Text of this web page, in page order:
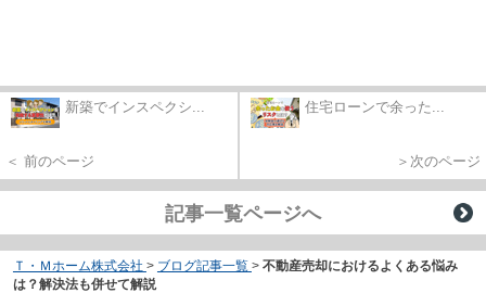
新築でインスペクシ...
＜ 前のページ
住宅ローンで余った...
＞次のページ
記事一覧ページへ
Ｔ・Ｍホーム株式会社 > ブログ記事一覧 > 不動産売却におけるよくある悩み
は？解決法も併せて解説